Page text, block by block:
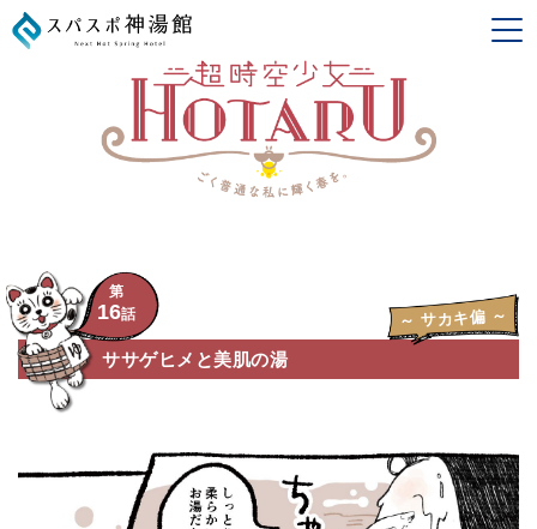
～ サカキ偏 ～
第
16話
ササゲヒメと美肌の湯